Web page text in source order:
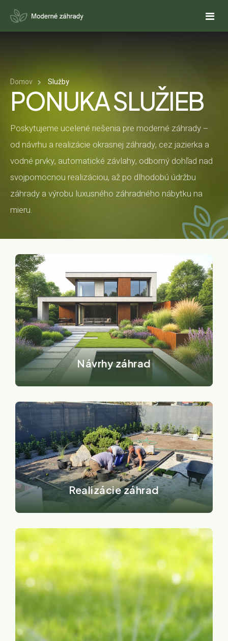
O NÁS
SLUŽBY
NÁVRHY ZÁHRAD
REALIZÁCIE ZÁHRAD
REALIZUJETE ZÁHRADU SVOJPOMOCNE?
OKRASNÉ JAZIERKA
SMART ZÁHRADY
ODBORNÝ DOHĽAD
ZÁHRADNÝ NÁBYTOK
RÝCHLY DOPYT
AI GENERÁTOR ZÁHRAD
ASISTENT NÁVRHU ZÁHONOV
ZÁKAZNÍCKA PODPORA
REFERENCIE
PONUKY
CENOVÁ PONUKA NA NÁVRH ZÁHRADY
KALKULAČKY
VÝPOČET ROZMIESTNENIA RASTLÍN
FAQ
KONTAKT
Záhradnícky kalendár
Domov Služby
PONUKA SLUŽIEB
Poskytujeme ucelené riešenia pre moderné záhrady –
od návrhu a realizácie okrasnej záhrady, cez jazierka a
vodné prvky, automatické závlahy, odborný dohľad nad
svojpomocnou realizáciou, až po dlhodobú údržbu
záhrady a výrobu luxusného záhradného nábytku na
mieru.
Návrhy záhrad
Realizácie záhrad